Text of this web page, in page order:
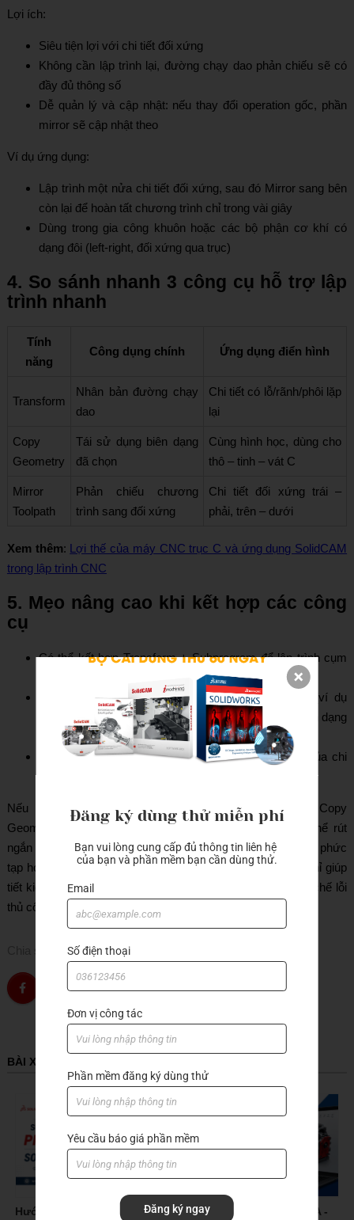
Lợi ích:
Siêu tiện lợi với chi tiết đối xứng
Không cần lập trình lại, đường chạy dao phản chiếu sẽ có
đầy đủ thông số
Dễ quản lý và cập nhật: nếu thay đổi operation gốc, phần
mirror sẽ cập nhật theo
Ví dụ ứng dụng:
Lập trình một nửa chi tiết đối xứng, sau đó Mirror sang bên
còn lại để hoàn tất chương trình chỉ trong vài giây
Dùng trong gia công khuôn hoặc các bộ phận cơ khí có
dạng đôi (left-right, đối xứng qua trục)
4. So sánh nhanh 3 công cụ hỗ trợ lập
trình nhanh
Tính
năng
Công dụng chính Ứng dụng điển hình
Transform
Nhân bản đường chạy
dao
Chi tiết có lỗ/rãnh/phôi lặp
lại
Copy
Geometry
Tái sử dụng biên dạng
đã chọn
Cùng hình học, dùng cho
thô – tinh – vát C
Mirror
Toolpath
Phản chiếu chương
trình sang đối xứng
Chi tiết đối xứng trái –
phải, trên – dưới
Xem thêm: Lợi thế của máy CNC trục C và ứng dụng SolidCAM
trong lập trình CNC
5. Mẹo nâng cao khi kết hợp các công
cụ
Có thể kết hợp Transform + Subprogram để lập trình cụm
chi tiết lặp lại và tối ưu G-code.
Dùng Copy Geometry khi thay đổi chu trình cắt (ví dụ
chuyển từ phay contour sang pocket) mà vẫn giữ biên dạng
ban đầu.
Mirror Toolpath còn dùng để kiểm tra độ đối xứng của chi
Nếu biết cách khai thác tốt các công cụ Transform, Copy
Geometry và Mirror Toolpath.CNC ViHoth
hy vọng có thể rút
ngắn 30 – 50% thời gian lập trình, đặc biệt trong các chi tiết phức
tạp hoặc sản xuất hàng loạt. Những tính năng này không chỉ giúp
tiết kiệm thời gian mà còn nâng cao tính nhất quán và hạn chế lỗi
thủ công trong quá trình lập trình.
BÀI XEM NHIỀU
Hướng dẫn sử dụng các
SOLIDWORKS 2027 BETA -
Đăng ký dùng thử miễn phí
Bạn vui lòng cung cấp đủ thông tin liên hệ
của bạn và phần mềm bạn cần dùng thử.
Email
Số điện thoại
Đơn vị công tác
Phần mềm đăng ký dùng thử
Yêu cầu báo giá phần mềm
Đăng ký ngay